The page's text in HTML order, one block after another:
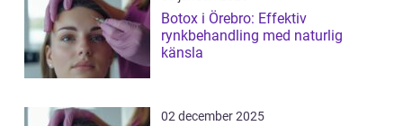
Botox i Örebro: Effektiv
rynkbehandling med naturlig
känsla
02 december 2025